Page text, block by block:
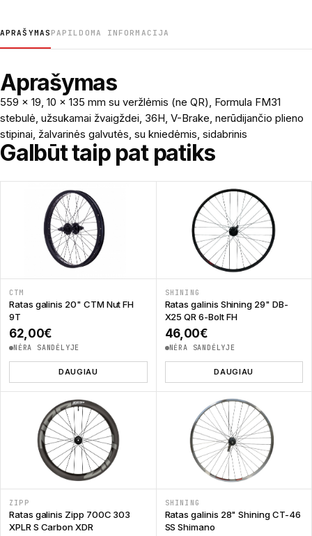
APRAŠYMAS PAPILDOMA INFORMACIJA
Aprašymas
559 x 19, 10 x 135 mm su veržlėmis (ne QR), Formula FM31
stebulė, užsukamai žvaigždei, 36H, V-Brake, nerūdijančio plieno
stipinai, žalvarinės galvutės, su kniedėmis, sidabrinis
Galbūt taip pat patiks
CTM
Ratas galinis 20" CTM Nut FH
9T
62,00€
NĖRA SANDĖLYJE
DAUGIAU
SHINING
Ratas galinis Shining 29" DB-
X25 QR 6-Bolt FH
46,00€
NĖRA SANDĖLYJE
DAUGIAU
ZIPP
Ratas galinis Zipp 700C 303
XPLR S Carbon XDR
SHINING
Ratas galinis 28" Shining CT-46
SS Shimano